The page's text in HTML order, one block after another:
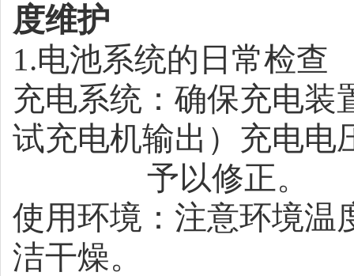
度维护
1.电池系统的日常检查
充电系统：确保充电装
试充电机输出）充电电
予以修正。
使用环境：注意环境温
洁干燥。